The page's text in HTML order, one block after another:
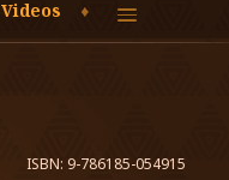
Videos
ISBN: 9-786185-054915